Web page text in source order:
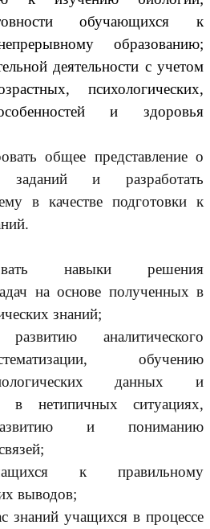
обучающихся к
образованию;
деятельности с учетом
психологических,
и здоровья
общее представление о
и разработать
в качестве подготовки к
навыки решения
на основе полученных в
знаний;
аналитического
обучению
данных и
в нетипичных ситуациях,
развитию и пониманию
к правильному
выводов;
знаний учащихся в процессе